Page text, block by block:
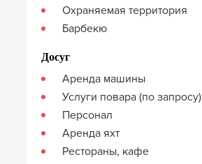
Охраняемая территория
Барбекю
Досуг
Аренда машины
Услуги повара (по запросу)
Персонал
Аренда яхт
Рестораны, кафе